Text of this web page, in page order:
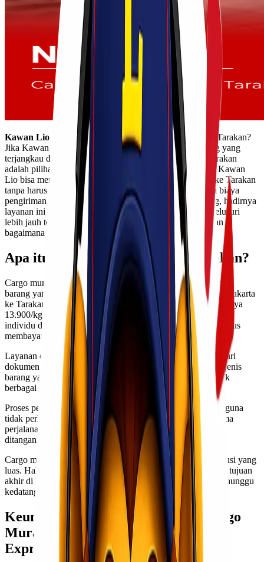
Kawan Lio sedang mencari cargo murah dari Jakarta ke Tarakan?
Jika Kawan Lio sedang mencari solusi pengiriman barang yang
terjangkau dan efisien, maka jasa cargo murah Jakarta Tarakan
adalah pilihan yang tepat. Dengan tarif hanya 13.900/kg, Kawan
Lio bisa mengirimkan berbagai jenis barang dari Jakarta ke Tarakan
tanpa harus merogoh kocek dalam-dalam. Di era di mana biaya
pengiriman seringkali menjadi kendala bagi banyak orang, hadirnya
layanan ini tentunya memberikan angin segar. Mari kita telusuri
lebih jauh tentang apa itu cargo murah Jakarta Tarakan dan
bagaimana cara memanfaatkan layanannya dengan bijak!
Apa itu Cargo Murah Jakarta Tarakan?
Cargo murah Jakarta Tarakan merupakan layanan pengiriman
barang yang menawarkan tarif hemat untuk pengiriman dari Jakarta
ke Tarakan, menggunakan Lionel Express. Dengan biaya hanya
13.900/kg, layanan ini menjadi salah satu pilihan favorit bagi
individu dan bisnis yang ingin mengirimkan barang tanpa harus
membayar mahal.
Layanan cargo ini mencakup berbagai jenis barang, mulai dari
dokumen penting hingga paket besar. Keberagaman dalam jenis
barang yang bisa dikirim membuatnya sangat fleksibel untuk
berbagai kebutuhan.
Proses pengiriman dilakukan dengan cepat dan aman. Pengguna
tidak perlu khawatir tentang keamanan barang mereka selama
perjalanan. Tim profesional akan memastikan setiap kiriman
ditangani dengan baik.
Cargo murah Jakarta Tarakan juga memiliki jaringan distribusi yang
luas. Hal ini memungkinkan pengiriman tepat waktu hingga tujuan
akhir di Tarakan, sehingga Kawan Lio bisa tetap tenang menunggu
kedatangan paket Kawan Lio.
Keuntungan Menggunakan Jasa Cargo
Murah Jakarta Tarakan dari Lionel
Express